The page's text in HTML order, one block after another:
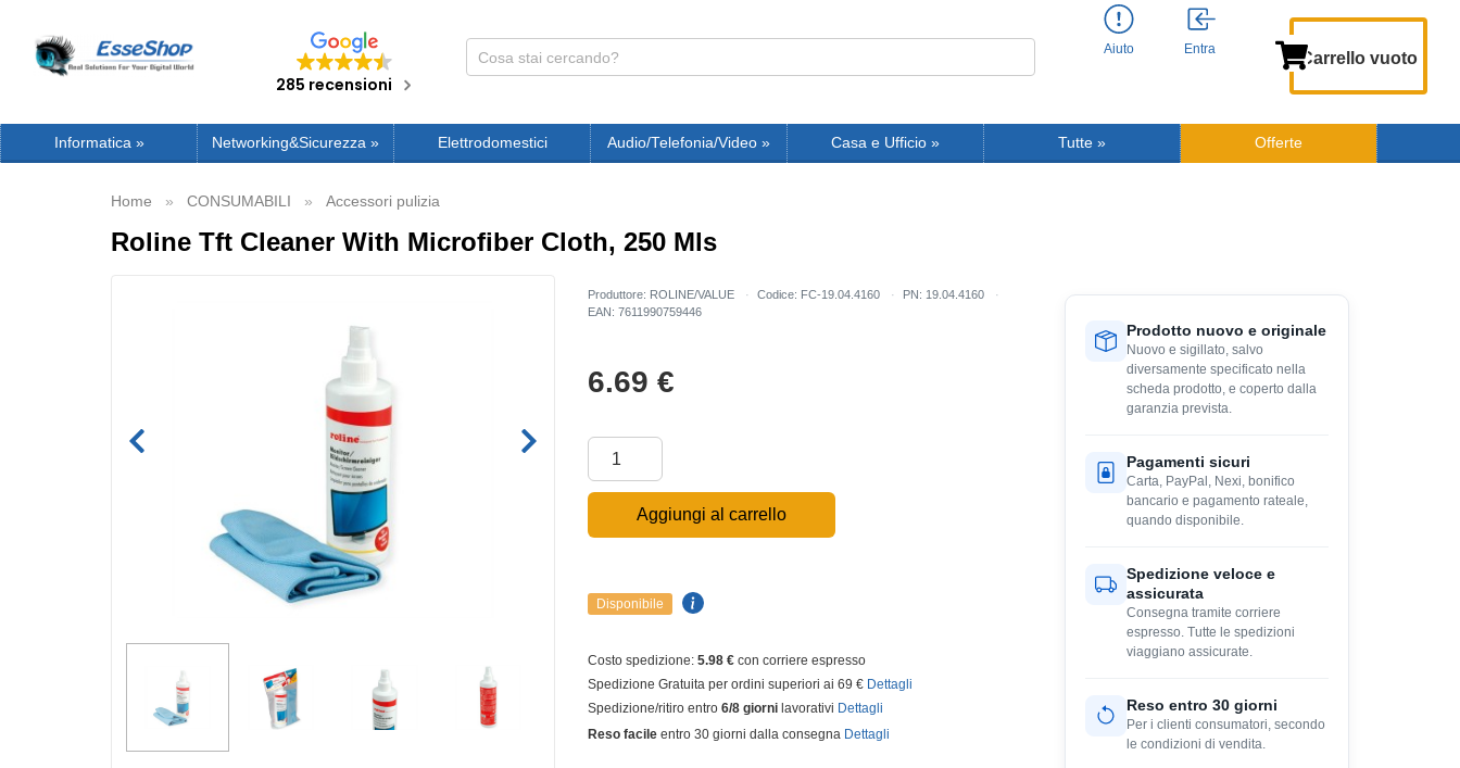
285 recensioni
Aiuto Entra Carrello vuoto
Informatica» Networking&Sicurezza » Elettrodomestici Audio/Telefonia/Video » Casa e Ufficio » Tutte » Offerte
Home CONSUMABILI Accessori pulizia
Roline Tft Cleaner With Microfiber Cloth, 250 Mls
Produttore: ROLINE/VALUE Codice: FC-19.04.4160
PN: 19.04.4160
EAN: 7611990759446
6.69 €
Aggiungi al carrello
Disponibile
Costo spedizione: 5.98 € con corriere espresso
Spedizione Gratuita per ordini superiori ai 69 € Dettagli
Spedizione/ritiro entro 6/8 giornilavorativi Dettagli
Reso facileentro 30 giorni dalla consegna Dettagli
Prodotto nuovo e originale
Nuovo e sigillato, salvo
diversamente specificato nella
scheda prodotto, e coperto dalla
garanzia prevista.
Pagamenti sicuri
Carta, PayPal, Nexi, bonifico
bancario e pagamento rateale,
quando disponibile.
Spedizione veloce e
assicurata
Consegna tramite corriere
espresso. Tutte le spedizioni
viaggiano assicurate.
Reso entro 30 giorni
Per i clienti consumatori, secondo
le condizioni di vendita.